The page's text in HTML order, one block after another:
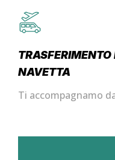
TRASFERIMENTO
NAVETTA
Ti accompagnamo